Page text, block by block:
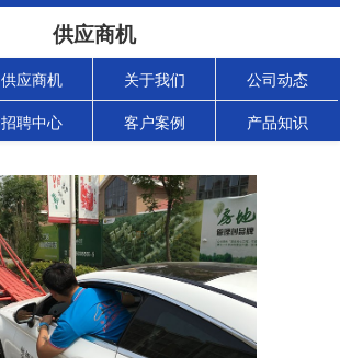
供应商机
供应商机 关于我们 公司动态
招聘中心 客户案例 产品知识